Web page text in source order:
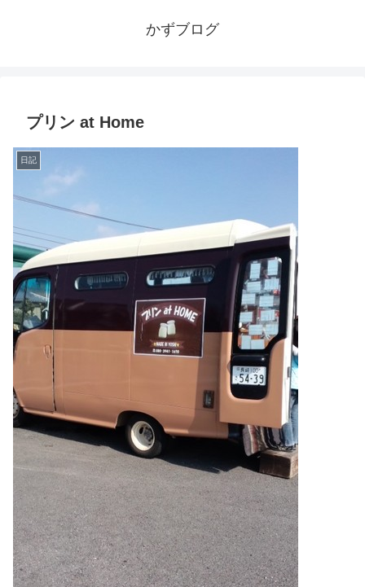
かずブログ
プリン at Home
日記